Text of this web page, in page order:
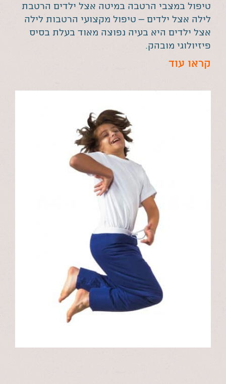
טיפול במצבי הרטבה במיטה אצל ילדים הרטבת
לילה אצל ילדים – טיפול מקצועי הרטבות לילה
אצל ילדים היא בעיה נפוצה מאוד בעלת בסיס
פיזיולוגי מובהק.
קראו עוד